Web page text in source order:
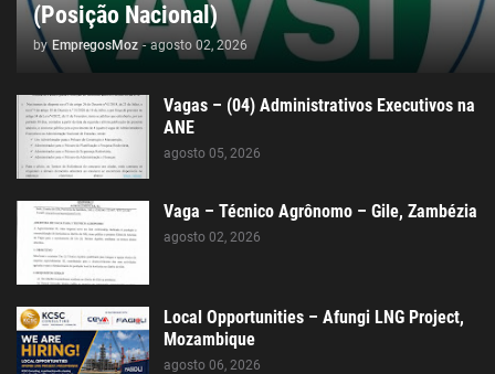
(Posição Nacional)
by EmpregosMoz - agosto 02, 2026
Vagas – (04) Administrativos Executivos na
ANE
agosto 05, 2026
Vaga – Técnico Agrônomo – Gile, Zambézia
agosto 02, 2026
Local Opportunities – Afungi LNG Project,
Mozambique
agosto 06, 2026